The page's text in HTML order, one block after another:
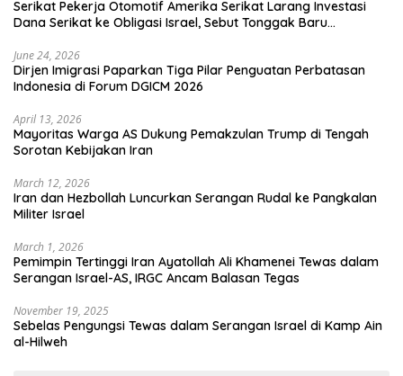
Serikat Pekerja Otomotif Amerika Serikat Larang Investasi
Dana Serikat ke Obligasi Israel, Sebut Tonggak Baru
June 24, 2026
Dirjen Imigrasi Paparkan Tiga Pilar Penguatan Perbatasan
Indonesia di Forum DGICM 2026
April 13, 2026
Mayoritas Warga AS Dukung Pemakzulan Trump di Tengah
Sorotan Kebijakan Iran
March 12, 2026
Iran dan Hezbollah Luncurkan Serangan Rudal ke Pangkalan
Militer Israel
March 1, 2026
Pemimpin Tertinggi Iran Ayatollah Ali Khamenei Tewas dalam
Serangan Israel-AS, IRGC Ancam Balasan Tegas
November 19, 2025
Sebelas Pengungsi Tewas dalam Serangan Israel di Kamp Ain
al-Hilweh